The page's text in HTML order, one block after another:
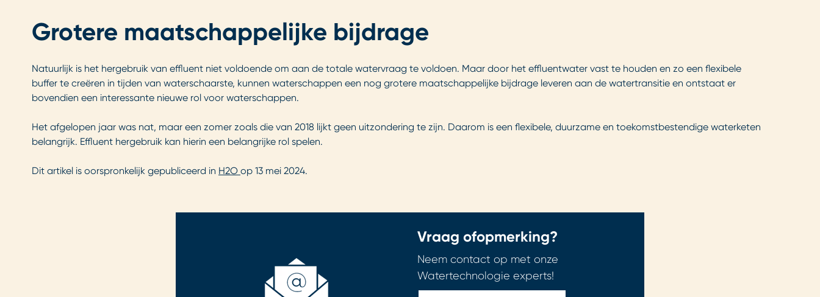
Grotere maatschappelijke bijdrage
Natuurlijk is het hergebruik van effluent niet voldoende om aan de totale watervraag te voldoen. Maar door het effluentwater vast te houden en zo een flexibele
buffer te creëren in tijden van waterschaarste, kunnen waterschappen een nog grotere maatschappelijke bijdrage leveren aan de watertransitie en ontstaat er
bovendien een interessante nieuwe rol voor waterschappen.
Het afgelopen jaar was nat, maar een zomer zoals die van 2018 lijkt geen uitzondering te zijn. Daarom is een flexibele, duurzame en toekomstbestendige waterketen
belangrijk. Effluent hergebruik kan hierin een belangrijke rol spelen.
Dit artikel is oorspronkelijk gepubliceerd in H2O op 13 mei 2024.
Vraag ofopmerking?
Neem contact op met onze
Watertechnologie experts!